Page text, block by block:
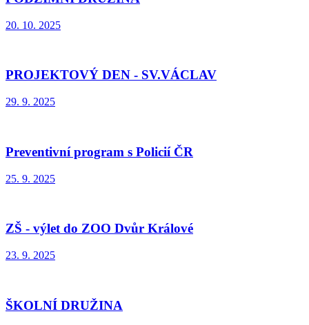
20. 10. 2025
PROJEKTOVÝ DEN - SV.VÁCLAV
29. 9. 2025
Preventivní program s Policií ČR
25. 9. 2025
ZŠ - výlet do ZOO Dvůr Králové
23. 9. 2025
ŠKOLNÍ DRUŽINA